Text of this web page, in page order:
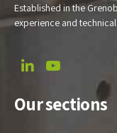
Established in the
experience and
Our sections